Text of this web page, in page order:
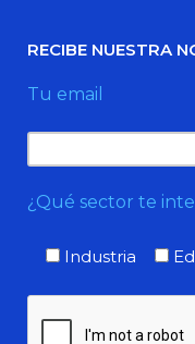
RECIBE NUESTRA
Tu email
¿Qué sector te
Industria